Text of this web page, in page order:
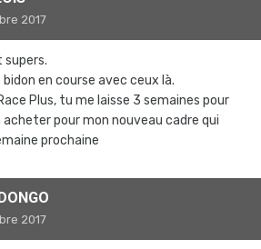
2017
supers.
en course avec ceux là.
Plus, tu me laisse 3 semaines pour
acheter pour mon nouveau cadre qui
prochaine
2017